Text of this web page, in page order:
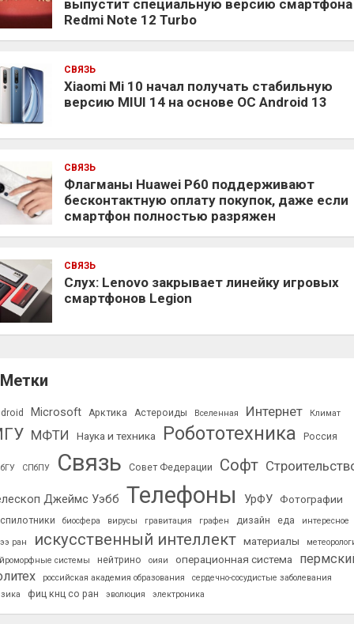
выпустит специальную версию смартфона
Redmi Note 12 Turbo
СВЯЗЬ
Xiaomi Mi 10 начал получать стабильную
версию MIUI 14 на основе ОС Android 13
СВЯЗЬ
Флагманы Huawei P60 поддерживают
бесконтактную оплату покупок, даже если
смартфон полностью разряжен
СВЯЗЬ
Слух: Lenovo закрывает линейку игровых
смартфонов Legion
Метки
Microsoft Арктика Астероиды Вселенная Интернет Климат
МФТИ Наука и техника Робототехника Россия
СПбПУ Связь Совет Федерации Софт
Джеймс Уэбб Телефоны УрФУ Фотографии
биосфера вирусы гравитация графен дизайн еда интересное
ран искусственный интеллект материалы
системы
нейтрино оияи операционная система
российская академия образования
сердечно-сосудистые заболевания
фиц кнц со ран эволюция электроника